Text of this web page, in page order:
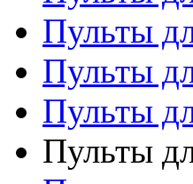
Пульты
Пульты
Пульты
Пульты